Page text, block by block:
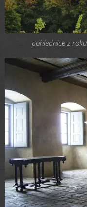
pohlednice z